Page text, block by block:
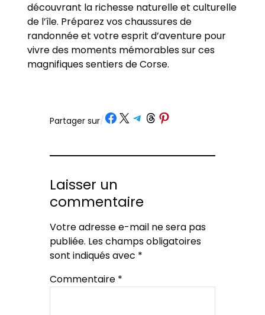
découvrant la richesse naturelle et culturelle
de l’île. Préparez vos chaussures de
randonnée et votre esprit d’aventure pour
vivre des moments mémorables sur ces
magnifiques sentiers de Corse.
Partager sur/ Partager sur Facebook
Partager sur X Partager sur Telegram
Partager sur Threads
Partager sur Pinterest
Laisser un
commentaire
Votre adresse e-mail ne sera pas
publiée. Les champs obligatoires
sont indiqués avec *
Commentaire *